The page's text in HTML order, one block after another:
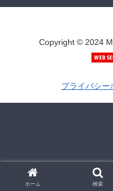
Copyright © 2024
プライバシー
ホーム 検索